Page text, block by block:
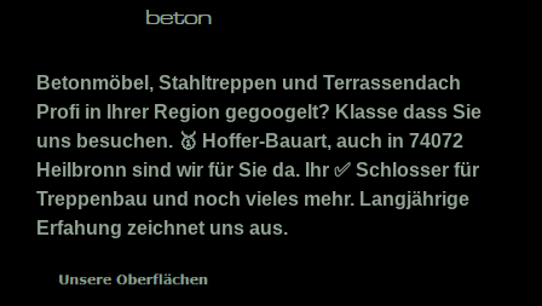
Betonmöbel, Stahltreppen und Terrassendach
Profi in Ihrer Region gegoogelt? Klasse dass Sie
uns besuchen. 🥇 Hoffer-Bauart, auch in 74072
Heilbronn sind wir für Sie da. Ihr ✅ Schlosser für
Treppenbau und noch vieles mehr. Langjährige
Erfahung zeichnet uns aus.